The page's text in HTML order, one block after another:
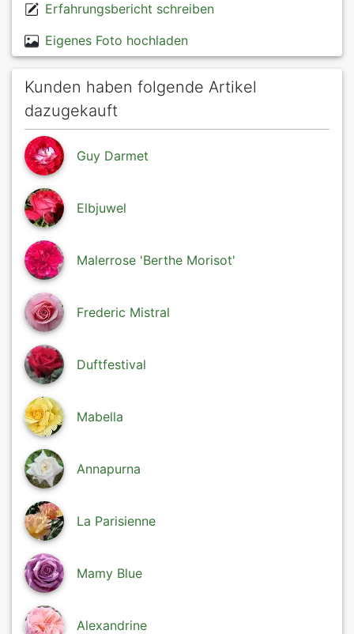
Erfahrungsbericht schreiben
Eigenes Foto hochladen
Kunden haben folgende Artikel
dazugekauft
Guy Darmet
Elbjuwel
Malerrose 'Berthe Morisot'
Frederic Mistral
Duftfestival
Mabella
Annapurna
La Parisienne
Mamy Blue
Alexandrine